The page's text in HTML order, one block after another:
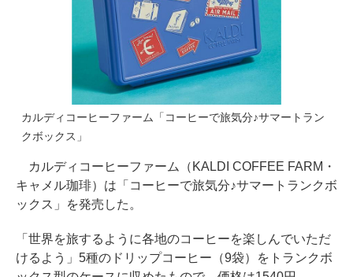
カルディコーヒーファーム「コーヒーで旅気分♪サマートラン
クボックス」
カルディコーヒーファーム（KALDI COFFEE FARM・
キャメル珈琲）は「コーヒーで旅気分♪サマートランクボ
ックス」を発売した。
「世界を旅するように各地のコーヒーを楽しんでいただ
けるよう」5種のドリップコーヒー（9袋）をトランクボ